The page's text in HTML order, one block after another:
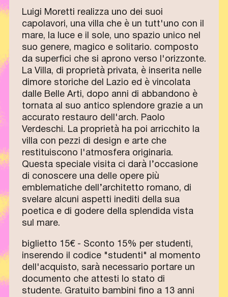
Luigi Moretti realizza uno dei suoi
capolavori, una villa che è un tutt'uno con il
mare, la luce e il sole, uno spazio unico nel
suo genere, magico e solitario. composto
da superfici che si aprono verso l'orizzonte.
La Villa, di proprietà privata, è inserita nelle
dimore storiche del Lazio ed è vincolata
dalle Belle Arti, dopo anni di abbandono è
tornata al suo antico splendore grazie a un
accurato restauro dell'arch. Paolo
Verdeschi. La proprietà ha poi arricchito la
villa con pezzi di design e arte che
restituiscono l'atmosfera originaria.
Questa speciale visita ci darà l’occasione
di conoscere una delle opere più
emblematiche dell’architetto romano, di
svelare alcuni aspetti inediti della sua
poetica e di godere della splendida vista
sul mare.
biglietto 15€ - Sconto 15% per studenti,
inserendo il codice "studenti" al momento
dell'acquisto, sarà necessario portare un
documento che attesti lo stato di
studente. Gratuito bambini fino a 13 anni